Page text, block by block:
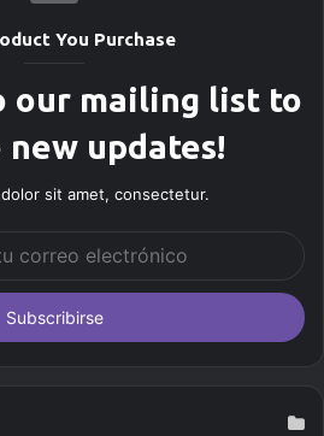
You Purchase
our mailing list to
updates!
sit amet, consectetur.